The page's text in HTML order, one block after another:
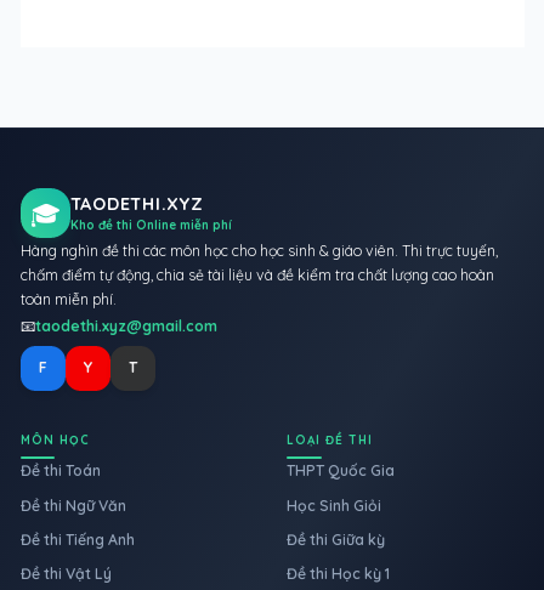
🎓 TAODETHI.XYZ
Kho đề thi Online miễn phí
Hàng nghìn đề thi các môn học cho học sinh & giáo viên. Thi trực tuyến,
chấm điểm tự động, chia sẻ tài liệu và đề kiểm tra chất lượng cao hoàn
toàn miễn phí.
📧taodethi.xyz@gmail.com
F Y T
MÔN HỌC
Đề thi Toán
Đề thi Ngữ Văn
Đề thi Tiếng Anh
Đề thi Vật Lý
LOẠI ĐỀ THI
THPT Quốc Gia
Học Sinh Giỏi
Đề thi Giữa kỳ
Đề thi Học kỳ 1